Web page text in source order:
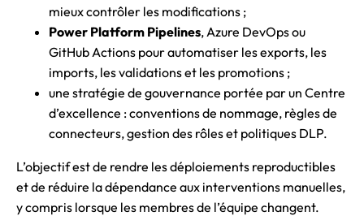
mieux contrôler les modifications ;
Power Platform Pipelines, Azure DevOps ou
GitHub Actions pour automatiser les exports, les
imports, les validations et les promotions ;
une stratégie de gouvernance portée par un Centre
d’excellence : conventions de nommage, règles de
connecteurs, gestion des rôles et politiques DLP.
L’objectif est de rendre les déploiements reproductibles
et de réduire la dépendance aux interventions manuelles,
y compris lorsque les membres de l’équipe changent.